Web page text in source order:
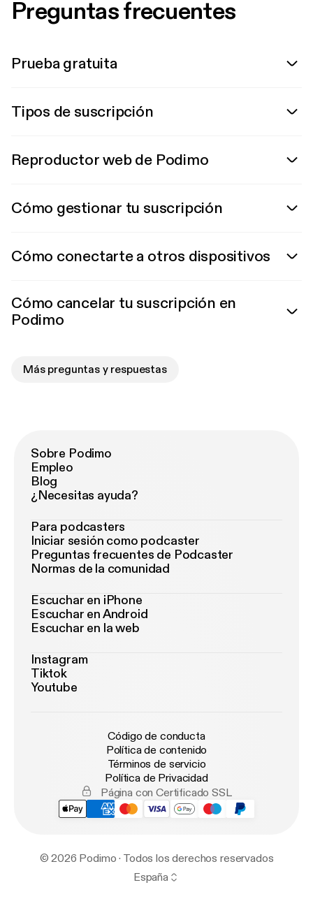
Preguntas frecuentes
Prueba gratuita
Tipos de suscripción
Reproductor web de Podimo
Cómo gestionar tu suscripción
Cómo conectarte a otros dispositivos
Cómo cancelar tu suscripción en
Podimo
Más preguntas y respuestas
Sobre Podimo
Empleo
Blog
¿Necesitas ayuda?
Para podcasters
Iniciar sesión como podcaster
Preguntas frecuentes de Podcaster
Normas de la comunidad
Escuchar en iPhone
Escuchar en Android
Escuchar en la web
Instagram
Tiktok
Youtube
Código de conducta
Política de contenido
Términos de servicio
Política de Privacidad
Página con Certificado SSL
© 2026 Podimo · Todos los derechos reservados
España